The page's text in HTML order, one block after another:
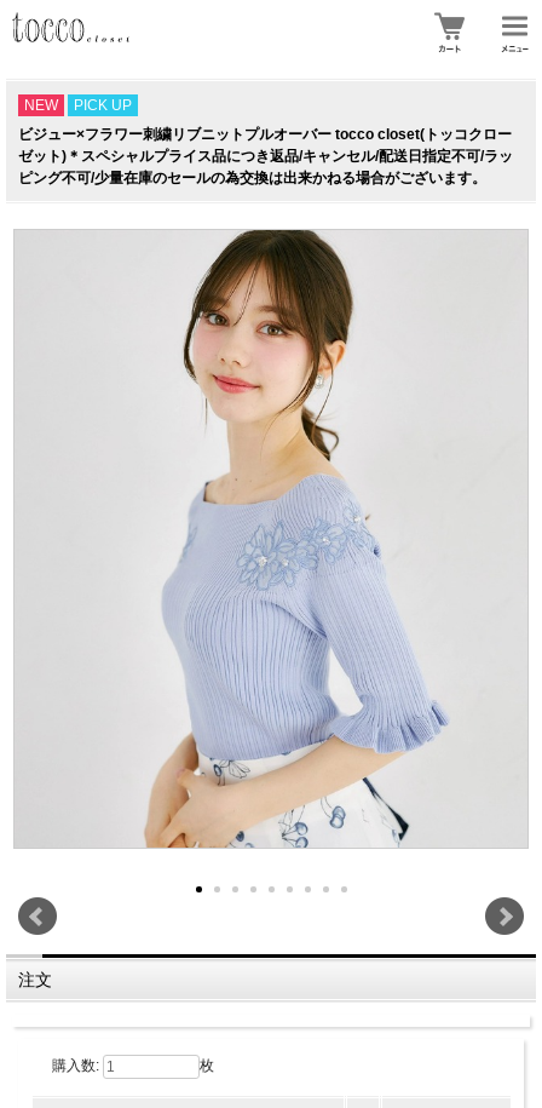
NEW
PICK UP
ビジュー×フラワー刺繍リブニットプルオーバー tocco closet(トッコクロー
ゼット)＊スペシャルプライス品につき返品/キャンセル/配送日指定不可/ラッ
ピング不可/少量在庫のセールの為交換は出来かねる場合がございます。
注文
購入数: 枚